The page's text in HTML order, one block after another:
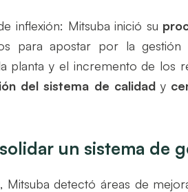
inflexión: Mitsuba inició su
para apostar por la
planta y el incremento de los
del sistema de calidady
un sistema de
Mitsuba detectó áreas de